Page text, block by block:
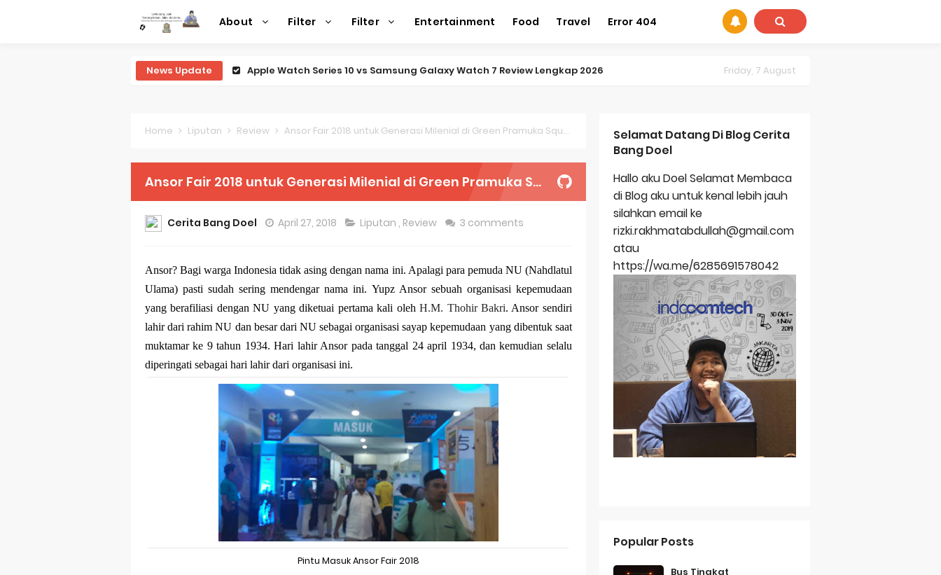
About Filter Filter Entertainment Food Travel Error 404
News Update Review Lengkap Amazfit Balance 2
Review Lengkap Huawei Watch GT 5 Pro
Review Lengkap Samsung Galaxy Watch 7
Perubahan Regulasi Merek Dagang
Evolusi Identitas Dagang
Review Lengkap Apple Watch Series 10
Merek Dagang dari Masa ke Masa
Perkembangan Merek Dagang Modern
Multinational Trademarks
Review Oppo Reno 15 Pro: Smartphone Premium dengan Kamera 200MP dan Baterai Tahan Lama
Review Vivo V70 FE: Smartphone Fan Edition dengan Fitur Flagship Harga Lebih Bersahabat
Review Vivo V70: Smartphone Stylish dengan Performa Seimbang di Kelasnya
Merek Dagang dan Pertumbuhan Usaha
Merek Dagang dalam Strategi Bisnis
Friday, 7 August
Home Liputan Review Ansor Fair 2018 untuk Generasi Milenial di Green Pramuka Square
Ansor Fair 2018 untuk Generasi Milenial di Green Pramuka Square
Cerita Bang Doel April 27, 2018 Liputan , Review 3 comments
Ansor? Bagi warga Indonesia tidak asing dengan nama ini. Apalagi para pemuda NU (Nahdlatul
Ulama) pasti sudah sering mendengar nama ini. Yupz Ansor sebuah organisasi kepemudaan
yang berafiliasi dengan NU yang diketuai pertama kali olehH.M. Thohir Bakri. Ansor sendiri
lahir dari rahim NU dan besar dari NU sebagai organisasi sayap kepemudaan yang dibentuk saat
muktamar ke 9 tahun 1934. Hari lahir Ansor pada tanggal 24 april 1934, dan kemudian selalu
diperingati sebagai hari lahir dari organisasi ini.
Pintu Masuk Ansor Fair 2018
Selamat Datang Di Blog Cerita
Bang Doel
Hallo aku Doel Selamat Membaca
di Blog aku untuk kenal lebih jauh
silahkan email ke
rizki.rakhmatabdullah@gmail.com
atau
https://wa.me/6285691578042
Popular Posts
Bus Tingkat